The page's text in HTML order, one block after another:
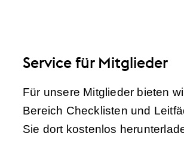
Service für Mitglieder
Für unsere Mitglieder bieten
Bereich Checklisten und
Sie dort kostenlos